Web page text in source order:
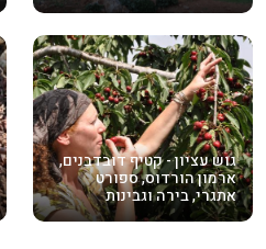
גוש עציון - קטיף דובדבנים,
ארמון הורדוס, ספורט
אתגרי, בירה וגבינות